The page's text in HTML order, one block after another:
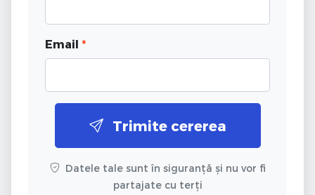
Email *
Trimite cererea
Datele tale sunt în siguranță și nu vor fi
partajate cu terți